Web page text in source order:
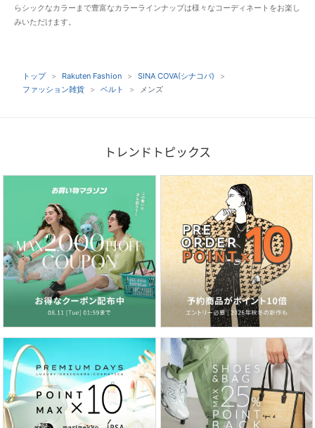
らシックなカラーまで豊富なカラーラインナップは様々なコーディネートをお楽し
みいただけます。
トップ Rakuten Fashion
SINA COVA(シナコバ)
ファッション雑貨
ベルト メンズ
トレンドトピックス